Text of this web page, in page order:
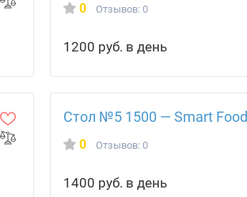
0 Отзывов: 0
1200 руб. в день
Стол №5 1500 — Smart Food
0 Отзывов: 0
1400 руб. в день